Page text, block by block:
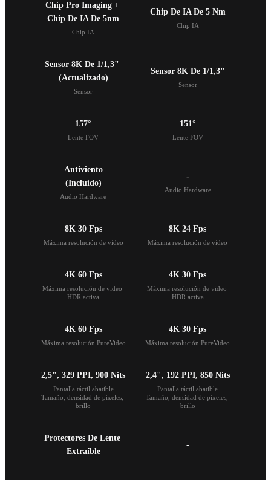
Chip Pro Imaging +
Chip De IA De 5nm
Chip IA
Chip De IA De 5 Nm
Chip IA
Sensor 8K De 1/1,3"
(Actualizado)
Sensor
Sensor 8K De 1/1,3"
Sensor
157°
Lente FOV
151°
Lente FOV
Antiviento
(Incluido)
Audio Hardware
-
Audio Hardware
8K 30 Fps
Máxima resolución de vídeo
8K 24 Fps
Máxima resolución de vídeo
4K 60 Fps
Máxima resolución de video
HDR activa
4K 30 Fps
Máxima resolución de video
HDR activa
4K 60 Fps
Máxima resolución PureVideo
4K 30 Fps
Máxima resolución PureVideo
2,5", 329 PPI, 900 Nits
Pantalla táctil abatible
Tamaño, densidad de píxeles,
brillo
2,4", 192 PPI, 850 Nits
Pantalla táctil abatible
Tamaño, densidad de píxeles,
brillo
Protectores De Lente
Extraíble
-